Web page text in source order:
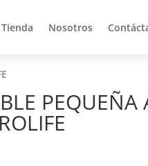
Tienda Nosotros
Tienda Nosotros